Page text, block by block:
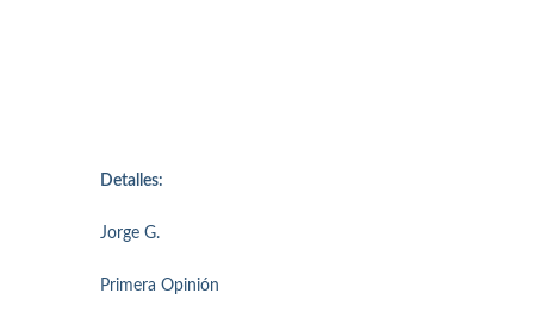
Detalles:
Jorge G.
Primera Opinión